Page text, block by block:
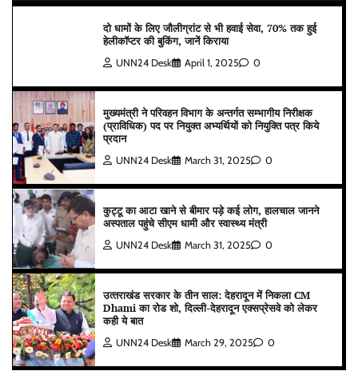
दो धामों के लिए जौलीग्रांट से भी हवाई सेवा, 70% तक हुई
हेलीकॉप्टर की बुकिंग, जानें किराया
UNN24 Desk April 1, 2025 0
मुख्यमंत्री ने परिवहन विभाग के अन्तर्गत सम्भागीय निरीक्षक
(प्राविधिक) पद पर नियुक्त अभ्यर्थियों को नियुक्ति पत्र किये
प्रदान
UNN24 Desk March 31, 2025 0
कुट्टू का आटा खाने से बीमार पड़े कई लोग, हालचाल जानने
अस्पताल पहुंचे सीएम धामी और स्वास्थ्य मंत्री
UNN24 Desk March 31, 2025 0
उत्‍तराखंड सरकार के तीन साल: देहरादून में निकला CM
Dhami का रोड शो, दिल्ली-देहरादून एक्सप्रेसवे को लेकर
कही ये बात
UNN24 Desk March 29, 2025 0